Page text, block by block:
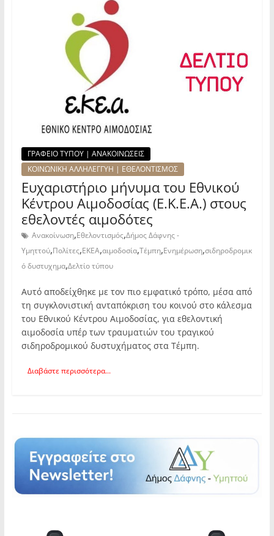
ΓΡΑΦΕΙΟ ΤΥΠΟΥ | ΑΝΑΚΟΙΝΩΣΕΙΣ
ΚΟΙΝΩΝΙΚΗ ΑΛΛΗΛΕΓΓΥΗ | ΕΘΕΛΟΝΤΙΣΜΟΣ
Ευχαριστήριο μήνυμα του Εθνικού
Κέντρου Αιμοδοσίας (Ε.Κ.Ε.Α.) στους
εθελοντές αιμοδότες
Ανακοίνωση,Εθελοντισμός,Δήμος Δάφνης -
Υμηττού,Πολίτες,ΕΚΕΑ,αιμοδοσία,Τέμπη,Ενημέρωση,σιδηροδρομικ
ό δυστυχημα,Δελτίο τύπου
Αυτό αποδείχθηκε με τον πιο εμφατικό τρόπο, μέσα από
τη συγκλονιστική ανταπόκριση του κοινού στο κάλεσμα
του Εθνικού Κέντρου Αιμοδοσίας, για εθελοντική
αιμοδοσία υπέρ των τραυματιών του τραγικού
σιδηροδρομικού δυστυχήματος στα Τέμπη.
Διαβάστε περισσότερα...